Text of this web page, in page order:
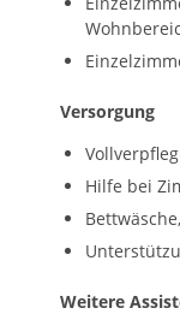
Versorgung
Hilfe bei
Weitere